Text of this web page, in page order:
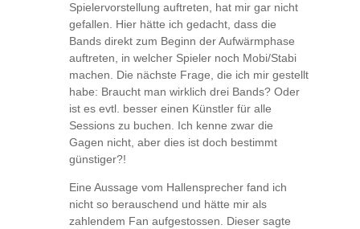
Spielervorstellung auftreten, hat mir gar nicht
gefallen. Hier hätte ich gedacht, dass die
Bands direkt zum Beginn der Aufwärmphase
auftreten, in welcher Spieler noch Mobi/Stabi
machen. Die nächste Frage, die ich mir gestellt
habe: Braucht man wirklich drei Bands? Oder
ist es evtl. besser einen Künstler für alle
Sessions zu buchen. Ich kenne zwar die
Gagen nicht, aber dies ist doch bestimmt
günstiger?!
Eine Aussage vom Hallensprecher fand ich
nicht so berauschend und hätte mir als
zahlendem Fan aufgestossen. Dieser sagte